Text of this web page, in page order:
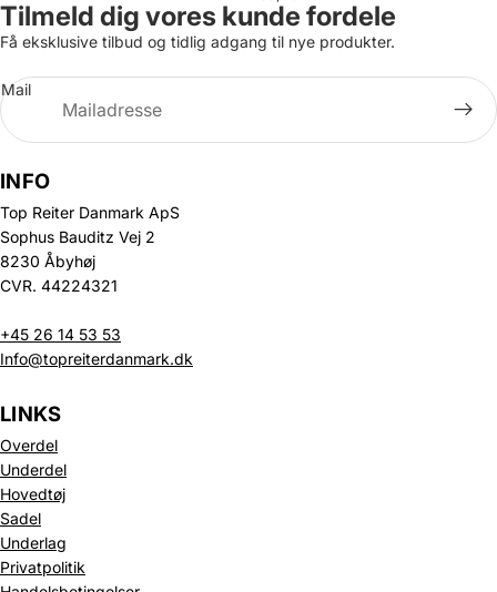
Tilmeld dig vores kunde fordele
Få eksklusive tilbud og tidlig adgang til nye produkter.
Mail
INFO
Top Reiter Danmark ApS
Sophus Bauditz Vej 2
8230 Åbyhøj
CVR. 44224321
+45 26 14 53 53
Info@topreiterdanmark.dk
LINKS
Overdel
Underdel
Hovedtøj
Sadel
Underlag
Privatpolitik
Politik om beskyttelse af persondata